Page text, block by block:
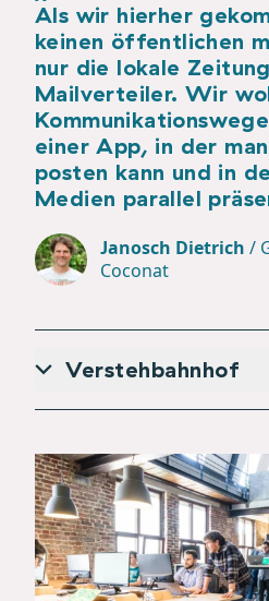
Als wir hierher
keinen öffentlichen
nur die lokale
Mailverteiler. Wir
einer App, in der
posten kann und in
Medien parallel
Janosch Dietrich /
Coconat
Verstehbahnhof